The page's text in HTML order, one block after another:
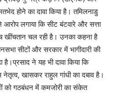
होने का दावा किया है। तमिलनाडु
लगाया कि सीट बंटवारे और सत्ता
खींचतान चल रही है। उनका कहना है
सीटों और सरकार में भागीदारी की
ने यह भी दावा किया कि
खासकर राहुल गांधी का दबाव है।
को गठबंधन में कमजोरी का संकेत